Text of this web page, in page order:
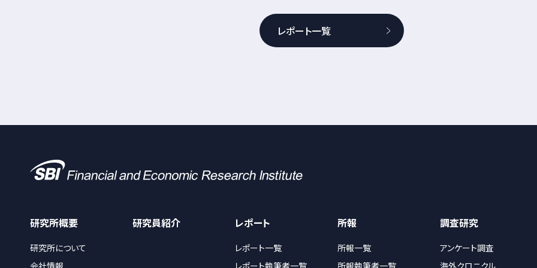
レポート一覧
研究所概要
研究所について
会社情報
研究員紹介 レポート
レポート一覧
レポート執筆者一覧
所報
所報一覧
所報執筆者一覧
調査研究
アンケート調査
海外クロニクル